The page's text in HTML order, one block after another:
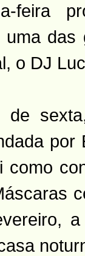
feira
das
o DJ
como